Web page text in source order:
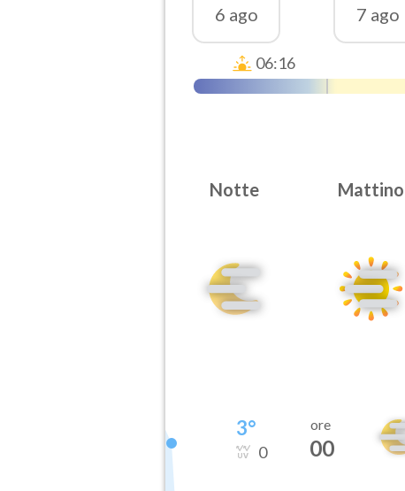
6 ago
7 ago
06:16
Notte Mattino
3°
0
ore
00